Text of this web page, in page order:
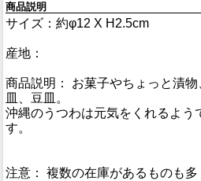
商品説明
サイズ：約φ12 X H2.5cm
産地：
商品説明： お菓子やちょっと漬
皿、豆皿。
沖縄のうつわは元気をくれるよう
す。
注意： 複数の在庫があるものも多